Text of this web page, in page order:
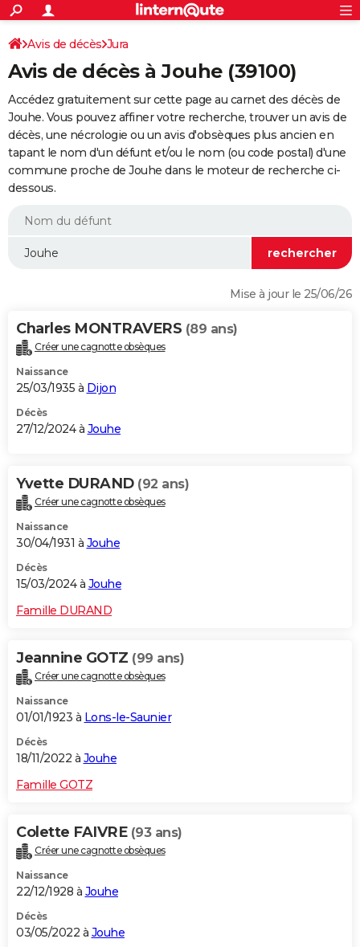
ACTUALITÉS
Politique
Société
Faits Divers
Education
Monde
Villes
+
SPORT
Coupe du monde 2026
Football
Tennis
Cyclisme
Rugby
Forum
Programme TV
TNT
Streaming
Cinéma
Sorties cinéma
Musique
+
FINANCE
Retraite
Epargne
Immobilier
Risques naturels par ville
Assurance
AUTO
Essais
Réserver un essai
Citadines
Berlines
SUV
Forum auto
+
HIGH-TECH
BRICOLAGE
WEEK-END
Alimentation
Guide de la santé
Maladies
Médicaments
Sommeil
VOYAGE
Destinations
City break
Voyage nature
Voyage de noces
Forum
Climat
+PHOTO
GUIDES D'ACHAT
CARTE DE VOEUX
Carte de Noël
Carte Bonne année
Carte Saint-Valentin
Carte Pâques
Carte d'anniversaire
DICTIONNAIRE
Dictionnaire
Biographies
Citations
Expressions
Proverbes
PROGRAMME TV
COPAINS D'AVANT
S'inscrire
Se connecter
Lycées
Collèges
Primaires
Universités
Entreprises
Service militaire
Avis de recherche
AVIS DE DÉCÈS
Bricolage
Lifestyle
Culture
Sport
Auto
Television
Voyage
Cinema
Avis de décès Jura
Avis de décès à Jouhe (39100)
Accédez gratuitement sur cette page au carnet des décès de
Jouhe. Vous pouvez affiner votre recherche, trouver un avis de
décès, une nécrologie ou un avis d'obsèques plus ancien en
tapant le nom d'un défunt et/ou le nom (ou code postal) d'une
commune proche de Jouhe dans le moteur de recherche ci-
dessous.
Mise à jour le 25/06/26
Charles MONTRAVERS (89 ans)
Créer une cagnotte obsèques
Naissance
25/03/1935 à Dijon
Décès
27/12/2024 à Jouhe
Yvette DURAND (92 ans)
Créer une cagnotte obsèques
Naissance
30/04/1931 à Jouhe
Décès
15/03/2024 à Jouhe
Famille DURAND
Jeannine GOTZ (99 ans)
Créer une cagnotte obsèques
Naissance
01/01/1923 à Lons-le-Saunier
Décès
18/11/2022 à Jouhe
Famille GOTZ
Colette FAIVRE (93 ans)
Créer une cagnotte obsèques
Naissance
22/12/1928 à Jouhe
Décès
03/05/2022 à Jouhe